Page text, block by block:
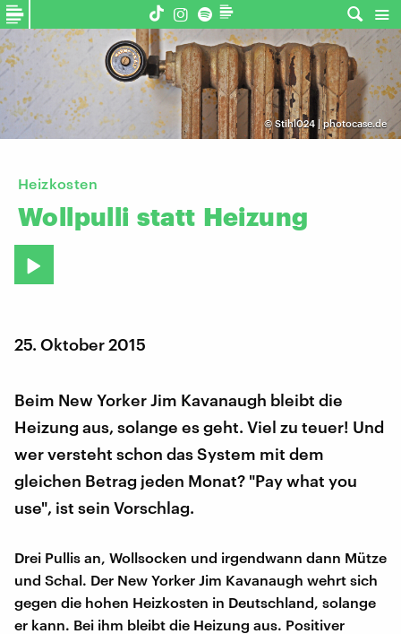
©Stihl024 | photocase.de
Heizkosten
Wollpulli statt Heizung
25. Oktober 2015
Beim New Yorker Jim Kavanaugh bleibt die
Heizung aus, solange es geht. Viel zu teuer! Und
wer versteht schon das System mit dem
gleichen Betrag jeden Monat? "Pay what you
use", ist sein Vorschlag.
Drei Pullis an, Wollsocken und irgendwann dann Mütze
und Schal. Der New Yorker Jim Kavanaugh wehrt sich
gegen die hohen Heizkosten in Deutschland, solange
er kann. Bei ihm bleibt die Heizung aus. Positiver